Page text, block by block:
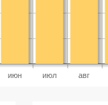
июн июл авг